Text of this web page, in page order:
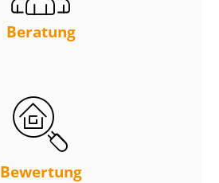
Beratung
Bewertung